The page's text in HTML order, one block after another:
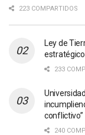
223 COMPARTIDOS
Ley de
233
conflictivo”
240